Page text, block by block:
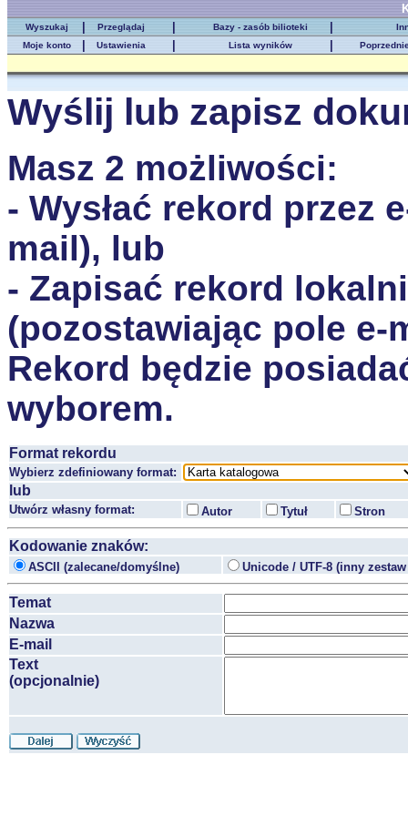
Wyszukaj Przeglądaj Bazy - zasób bilioteki
Moje konto
Ustawienia Lista wyników
Wyślij lub zapisz
Masz 2 możliwości:
- Wysłać rekord przez
mail), lub
- Zapisać rekord
(pozostawiając pole e-
Rekord będzie
wyborem.
Format rekordu
Wybierz zdefiniowany format:
lub
Utwórz własny format: Autor Tytuł Stron
Kodowanie znaków:
ASCII (zalecane/domyślne) Unicode / UTF-8 (inny
Temat
Nazwa
E-mail
Text
(opcjonalnie)